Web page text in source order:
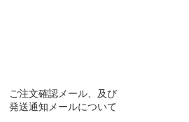
ご注文確認メール、及び
発送通知メールについて